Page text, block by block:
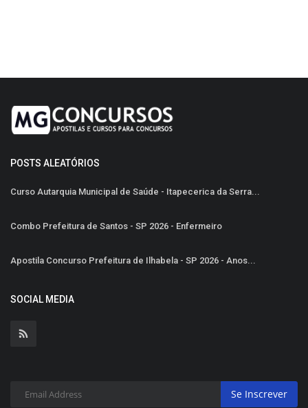
POSTS ALEATÓRIOS
Curso Autarquia Municipal de Saúde - Itapecerica da Serra...
Combo Prefeitura de Santos - SP 2026 - Enfermeiro
Apostila Concurso Prefeitura de Ilhabela - SP 2026 - Anos...
SOCIAL MEDIA
Se Inscrever